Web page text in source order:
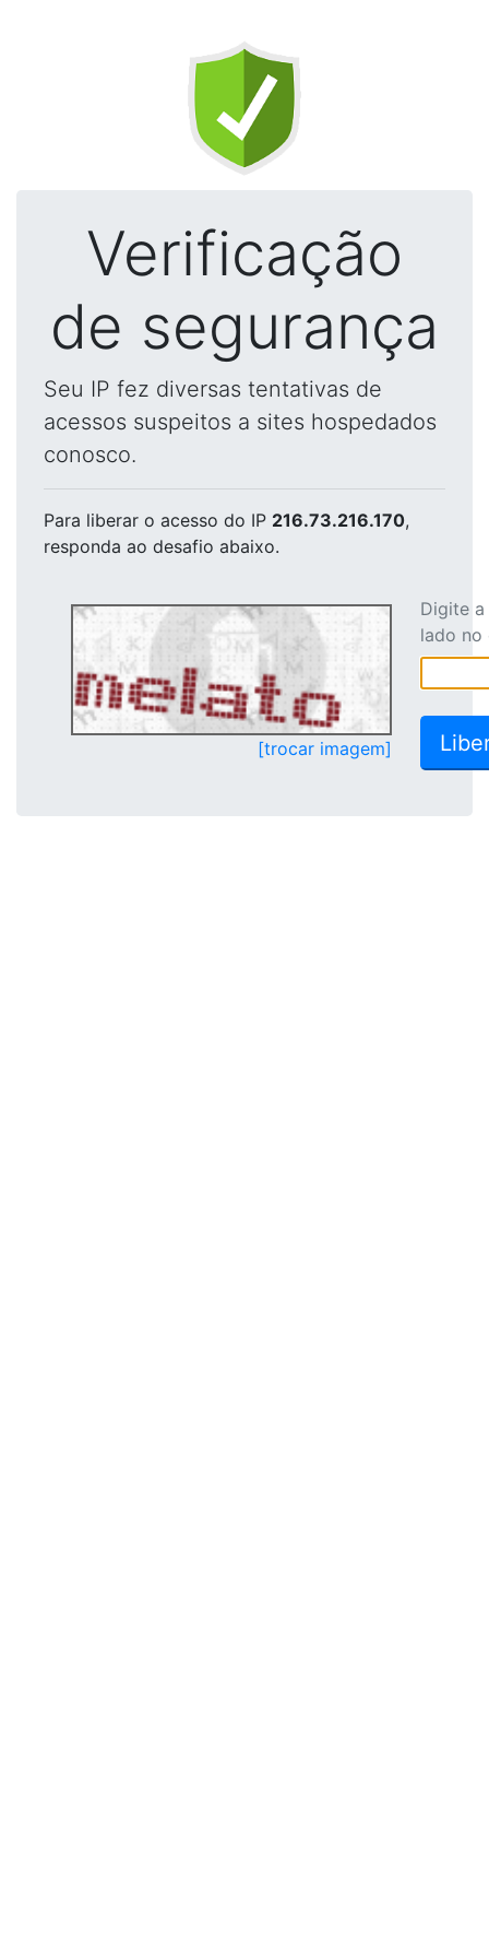
Verificação
de segurança
Seu IP fez diversas tentativas de
acessos suspeitos a sites hospedados
conosco.
Para liberar o acesso do IP 216.73.216.170,
responda ao desafio abaixo.
[trocar imagem]
Digite
lado no